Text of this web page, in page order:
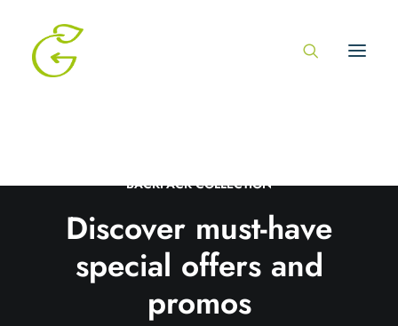
BACKPACK COLLECTION
Discover must-have
special offers and
promos